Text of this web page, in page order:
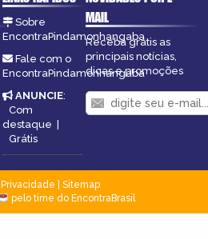
Sobre
EncontraPindamonhangaba
Fale com o
EncontraPindamonhangaba
ANUNCIE:
Com
destaque |
Grátis
MAIL
Receba grátis as
principais notícias,
dicas e promoções
Privacidade
Sitemap
pelo time do EncontraBrasil